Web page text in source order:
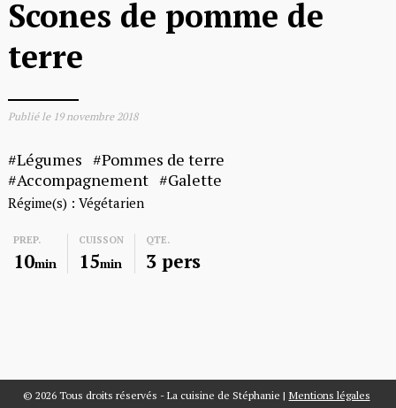
Scones de pomme de
terre
Publié le 19 novembre 2018
Légumes
Pommes de terre
Accompagnement
Galette
Régime(s) : Végétarien
PREP.
10min
CUISSON
15min
QTE.
3 pers
© 2026 Tous droits réservés - La cuisine de Stéphanie | Mentions légales